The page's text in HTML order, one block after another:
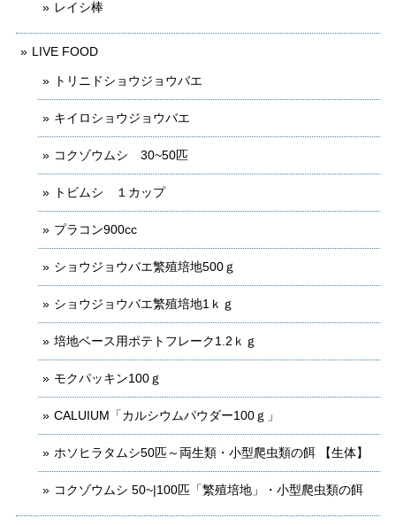
レイシ棒
LIVE FOOD
トリニドショウジョウバエ
キイロショウジョウバエ
コクゾウムシ 30~50匹
トビムシ １カップ
プラコン900cc
ショウジョウバエ繁殖培地500ｇ
ショウジョウバエ繁殖培地1ｋｇ
培地ベース用ポテトフレーク1.2ｋｇ
モクパッキン100ｇ
CALUIUM「カルシウムパウダー100ｇ」
ホソヒラタムシ50匹～両生類・小型爬虫類の餌 【生体】
コクゾウムシ 50~|100匹「繁殖培地」・小型爬虫類の餌